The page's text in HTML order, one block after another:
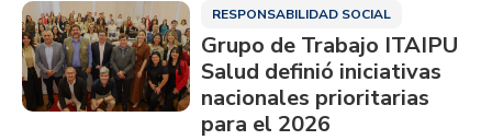
RESPONSABILIDAD SOCIAL
Grupo de Trabajo ITAIPU
Salud definió iniciativas
nacionales prioritarias
para el 2026